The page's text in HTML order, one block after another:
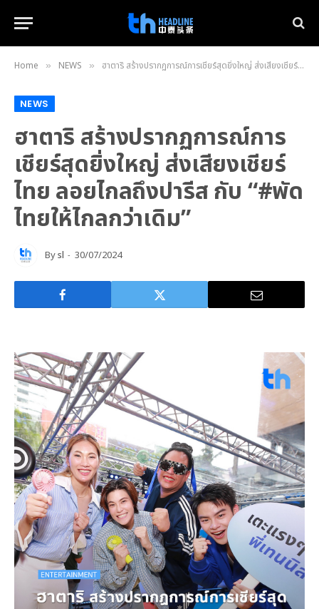
Home » NEWS » ฮาตาริ สร้างปรากฏการณ์การเชียร์สุดยิ่งใหญ่ ส่งเสียงเชียร์ไทย ลอยไกลถึงปารีส กับ “#พัดไทยให้ไกลกว่าเดิม”
NEWS
ฮาตาริ สร้างปรากฏการณ์การ
เชียร์สุดยิ่งใหญ่ ส่งเสียงเชียร์
ไทย ลอยไกลถึงปารีส กับ “#พัด
ไทยให้ไกลกว่าเดิม”
Bysl 30/07/2024